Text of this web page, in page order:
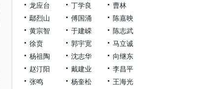
龙应台
丁学良
曹林
鄢烈山
傅国涌
陈嘉映
黄宗智
于建嵘
陈志武
徐贲
郭宇宽
马立诚
杨祖陶
沈志华
向继东
赵汀阳
戴建业
李昌平
张鸣
杨奎松
王海光